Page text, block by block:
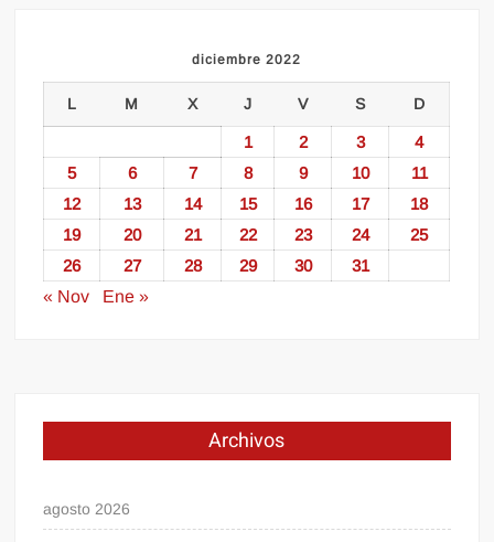
diciembre 2022
L M X J V S D
1 2 3
4
5
6 7 8 9 10
11
12
13 14 15 16 17
18
19
20 21 22 23 24
25
26
27 28 29 30
31
« Nov
Ene »
Archivos
agosto 2026